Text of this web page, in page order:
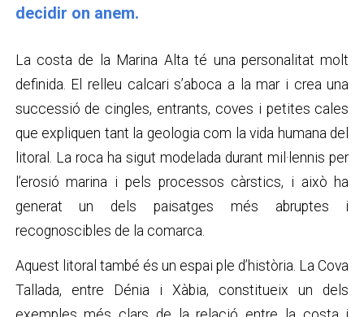
decidir on anem.
La costa de la Marina Alta té una personalitat molt
definida. El relleu calcari s’aboca a la mar i crea una
successió de cingles, entrants, coves i petites cales
que expliquen tant la geologia com la vida humana del
litoral. La roca ha sigut modelada durant mil·lennis per
l’erosió marina i pels processos càrstics, i això ha
generat un dels paisatges més abruptes i
recognoscibles de la comarca.
Aquest litoral també és un espai ple d’història. La Cova
Tallada, entre Dénia i Xàbia, constitueix un dels